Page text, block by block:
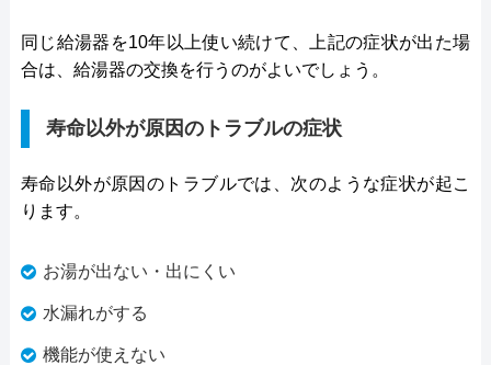
同じ給湯器を10年以上使い続けて、上記の症状が出た場
合は、給湯器の交換を行うのがよいでしょう。
寿命以外が原因のトラブルの症状
寿命以外が原因のトラブルでは、次のような症状が起こ
ります。
お湯が出ない・出にくい
水漏れがする
機能が使えない